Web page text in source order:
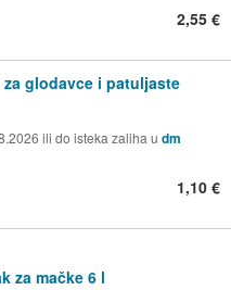
2,55 €
za glodavce i patuljaste
ili do isteka zaliha u dm
1,10 €
za mačke 6 l